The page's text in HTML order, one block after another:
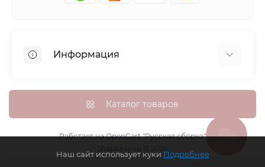
Информация
Доставка, оплата и бонусные баллы
Гарантия возврата
Политика конфиденциальности
Контакты
Каталог товаров
Работает наOpenCart "Русская сборка"
Наш сайт использует куки Подробнее